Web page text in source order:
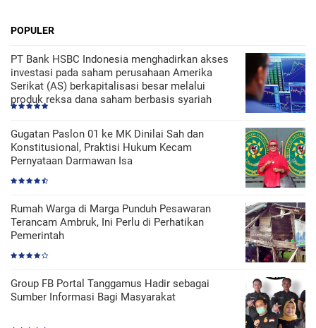
POPULER
PT Bank HSBC Indonesia menghadirkan akses
investasi pada saham perusahaan Amerika
Serikat (AS) berkapitalisasi besar melalui
produk reksa dana saham berbasis syariah
Gugatan Paslon 01 ke MK Dinilai Sah dan
Konstitusional, Praktisi Hukum Kecam
Pernyataan Darmawan Isa
Rumah Warga di Marga Punduh Pesawaran
Terancam Ambruk, Ini Perlu di Perhatikan
Pemerintah
Group FB Portal Tanggamus Hadir sebagai
Sumber Informasi Bagi Masyarakat